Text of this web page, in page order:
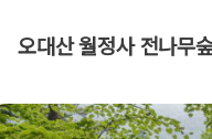
오대산 월정사 전나무